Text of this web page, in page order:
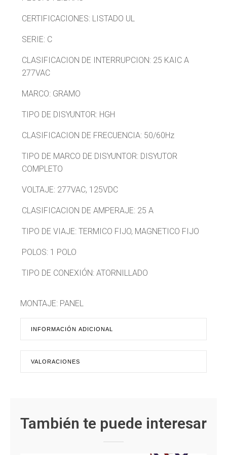
CERTIFICACIONES: LISTADO UL
SERIE: C
CLASIFICACION DE INTERRUPCION: 25 KAIC A
277VAC
MARCO: GRAMO
TIPO DE DISYUNTOR: HGH
CLASIFICACION DE FRECUENCIA: 50/60Hz
TIPO DE MARCO DE DISYUNTOR: DISYUTOR
COMPLETO
VOLTAJE: 277VAC, 125VDC
CLASIFICACION DE AMPERAJE: 25 A
TIPO DE VIAJE: TERMICO FIJO, MAGNETICO FIJO
POLOS: 1 POLO
TIPO DE CONEXIÓN: ATORNILLADO
MONTAJE: PANEL
INFORMACIÓN ADICIONAL
VALORACIONES
También te puede interesar